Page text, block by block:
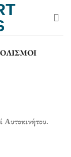
Αυτοκινήτου.